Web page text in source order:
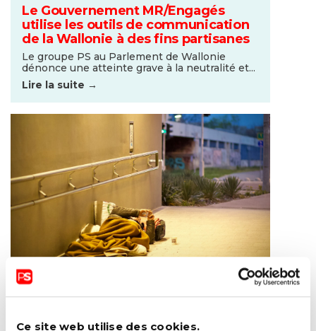
Ce site web utilise des cookies.
Le Gouvernement MR/Engagés
utilise les outils de communication
de la Wallonie à des fins partisanes
Le groupe PS au Parlement de Wallonie
dénonce une atteinte grave à la neutralité et...
Lire la suite →
15 JANVIER 2025
abandonne les personnes sans-abri